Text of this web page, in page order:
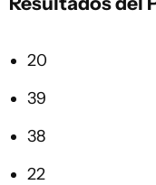
20
39
38
22